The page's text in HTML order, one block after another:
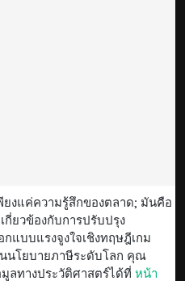
งแค่ความรู้สึกของตลาด; มันคือ
ยวข้องกับการปรับปรุง
แบบแรงจูงใจเชิงทฤษฎีเกม
นนโยบายภาษีระดับโลก คุณ
ลทางประวัติศาสตร์ได้ที่ หน้า